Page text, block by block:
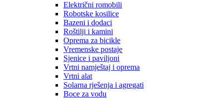
Električni romobili
Robotske kosilice
Bazeni i dodaci
Roštilji i kamini
Oprema za bicikle
Vremenske postaje
Sjenice i paviljoni
Vrtni namještaj i oprema
Vrtni alat
Solarna rješenja i agregati
Boce za vodu